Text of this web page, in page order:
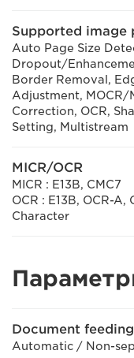
Supported image
Auto Page Size
Dropout/
Border Removal,
Adjustment, MOCR/
Correction, OCR,
Setting, Multistream
MICR/OCR
MICR : E13B, CMC7
OCR : E13B, OCR-A,
Character
Document feeding
Automatic / Non-